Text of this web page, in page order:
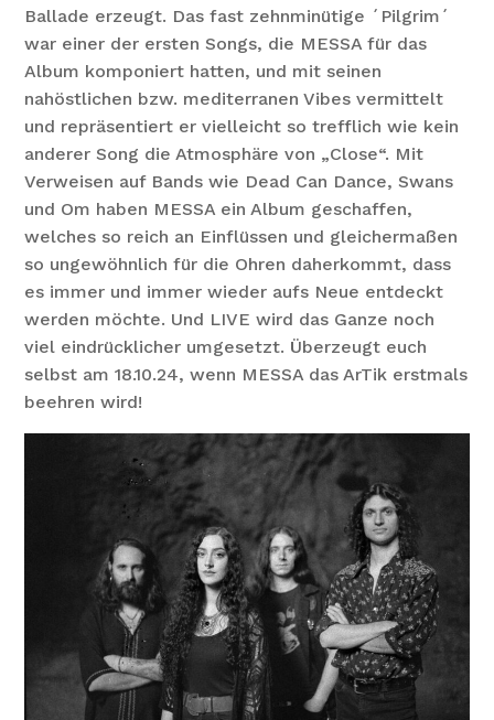
Ballade erzeugt. Das fast zehnminütige ´Pilgrim´
war einer der ersten Songs, die MESSA für das
Album komponiert hatten, und mit seinen
nahöstlichen bzw. mediterranen Vibes vermittelt
und repräsentiert er vielleicht so trefflich wie kein
anderer Song die Atmosphäre von „Close“. Mit
Verweisen auf Bands wie Dead Can Dance, Swans
und Om haben MESSA ein Album geschaffen,
welches so reich an Einflüssen und gleichermaßen
so ungewöhnlich für die Ohren daherkommt, dass
es immer und immer wieder aufs Neue entdeckt
werden möchte. Und LIVE wird das Ganze noch
viel eindrücklicher umgesetzt. Überzeugt euch
selbst am 18.10.24, wenn MESSA das ArTik erstmals
beehren wird!